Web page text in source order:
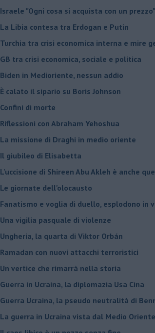
Israele "Ogni cosa si acquista con un prezzo"
La Libia contesa tra Erdogan e Putin
Turchia tra crisi economica interna e mire
GB tra crisi economica, sociale e politica
Biden in Medioriente, nessun addio
È calato il sipario su Boris Johnson
Confini di morte
Riflessioni con Abraham Yehoshua
La missione di Draghi in medio oriente
Il giubileo di Elisabetta
L'uccisione di Shireen Abu Akleh è anche
Le giornate dell'olocausto
Fanatismo e voglia di duello, esplodono in
Una vigilia pasquale di violenze
Ungheria, la quarta di Viktor Orbán
Ramadan con nuovi attacchi terroristici
Un vertice che rimarrà nella storia
Guerra in Ucraina, la diplomazia Usa Cina
Guerra Ucraina, la pseudo neutralità di
La guerra in Ucraina vista dal Medio Oriente